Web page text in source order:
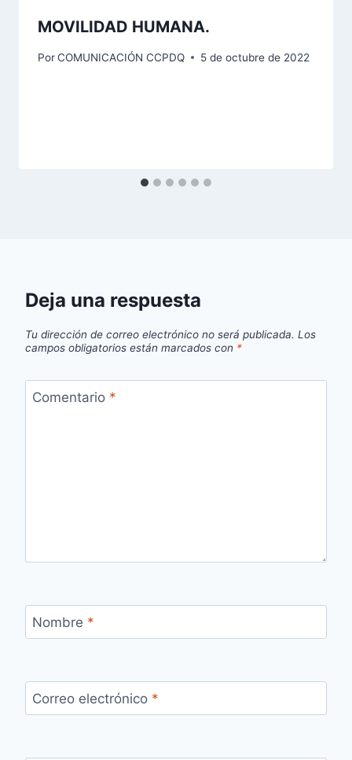
MOVILIDAD HUMANA.
PorCOMUNICACIÓN CCPDQ 5 de octubre de 2022
Deja una respuesta
Tu dirección de correo electrónico no será publicada. Los
campos obligatorios están marcados con *
Comentario *
Nombre *
Correo electrónico *